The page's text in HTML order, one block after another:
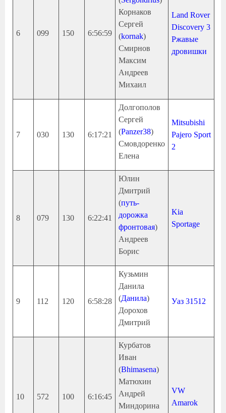
6 099 150 6:56:59
Корнаков
Сергей
(kornak)
Смирнов
Максим
Андреев
Михаил
Land Rover
Discovery 3
Ржавые
дровишки
7 030 130 6:17:21
Долгополов
Сергей
(Panzer38)
Смовдоренко
Елена
Mitsubishi
Pajero Sport
2
8 079 130 6:22:41
Юлин
Дмитрий
(путь-
дорожка
фронтовая)
Андреев
Борис
Kia
Sportage
9 112 120 6:58:28
Кузьмин
Данила
(Данила)
Дорохов
Дмитрий
Уаз 31512
10 572 100 6:16:45
Курбатов
Иван
(Bhimasena)
Матюхин
Андрей
Миндорина
VW
Amarok